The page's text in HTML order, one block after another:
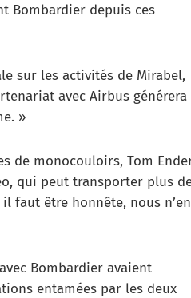
Bombardier depuis ces
sur les activités de Mirabel,
avec Airbus générera
»
de monocouloirs, Tom
qui peut transporter plus
il faut être honnête, nous n’en
Bombardier avaient
entamées par les deux